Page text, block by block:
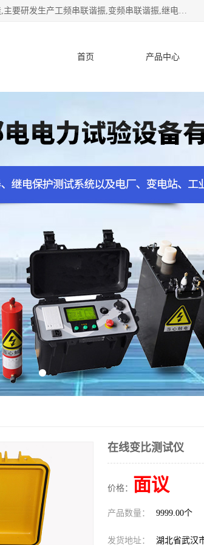
武汉鄂电电力试验设备有限公司专门从事电力电气设备和仪器仪表的设计与制造,主要研发生产工频串联谐振,变频串联谐振,继电保护测试仪,电缆故障测试仪,直流电阻测试仪,接地电阻测试仪等一百多种高品质产品.坚持奉行"质量一,客户至上"的服务宗旨。
首页 产品中心
在线变比测试仪
价格： 面议
产品数量： 9999.00个
发货地址： 湖北省武汉